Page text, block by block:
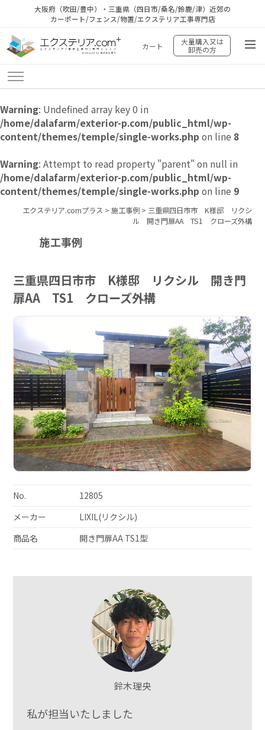
大阪府（吹田/豊中）・三重県（四日市/桑名/鈴鹿/津）近郊の
カーポート/フェンス/物置/エクステリア工事専門店
カート
大量購入又は
卸売の方
Warning: Undefined array key 0 in
/home/dalafarm/exterior-p.com/public_html/wp-
content/themes/temple/single-works.php on line 8
Warning: Attempt to read property "parent" on null in
/home/dalafarm/exterior-p.com/public_html/wp-
content/themes/temple/single-works.php on line 9
エクステリア.comプラス > 施工事例> 三重県四日市市 K様邸 リクシ
ル 開き門扉AA TS1 クローズ外構
施工事例
三重県四日市市 K様邸 リクシル 開き門
扉AA TS1 クローズ外構
No.
12805
メーカー
LIXIL(リクシル)
商品名
開き門扉AA TS1型
鈴木理央
私が担当いたしました